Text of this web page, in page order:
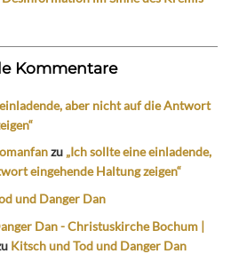
Kommentare
aber nicht auf die Antwort
zu „Ich sollte eine einladende,
eingehende Haltung zeigen“
und Danger Dan
Dan - Christuskirche Bochum |
Kitsch und Tod und Danger Dan